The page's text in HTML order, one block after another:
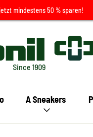
mindestens 50 % sparen!
Since 1909
A Sneakers